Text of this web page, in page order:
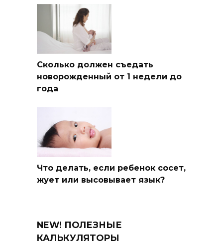
Сколько должен съедать
новорожденный от 1 недели до
года
Что делать, если ребенок сосет,
жует или высовывает язык?
NEW! ПОЛЕЗНЫЕ
КАЛЬКУЛЯТОРЫ